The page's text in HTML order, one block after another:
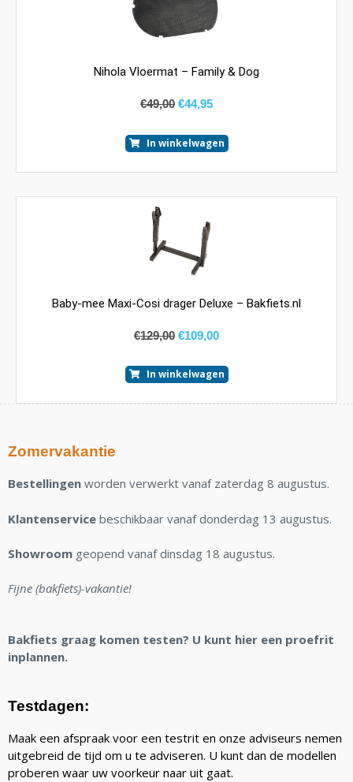
Nihola Vloermat – Family & Dog
€49,00 €44,95
In winkelwagen
Baby-mee Maxi-Cosi drager Deluxe – Bakfiets.nl
€129,00 €109,00
In winkelwagen
Zomervakantie
Bestellingen worden verwerkt vanaf zaterdag 8 augustus.
Klantenservice beschikbaar vanaf donderdag 13 augustus.
Showroom geopend vanaf dinsdag 18 augustus.
Fijne (bakfiets)-vakantie!
Bakfiets graag komen testen? U kunt hier een proefrit
inplannen.
Testdagen:
Maak een afspraak voor een testrit en onze adviseurs nemen
uitgebreid de tijd om u te adviseren. U kunt dan de modellen
proberen waar uw voorkeur naar uit gaat.